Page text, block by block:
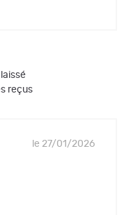
reçus
le 27/01/2026